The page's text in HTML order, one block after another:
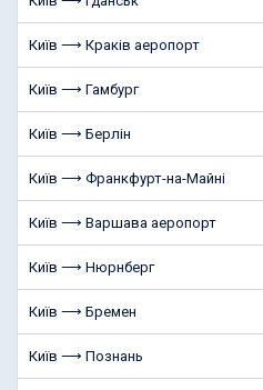
Київ ⟶ Краків аеропорт
Київ ⟶ Гамбург
Київ ⟶ Берлін
Київ ⟶ Франкфурт-на-Майні
Київ ⟶ Варшава аеропорт
Київ ⟶ Нюрнберг
Київ ⟶ Бремен
Київ ⟶ Познань